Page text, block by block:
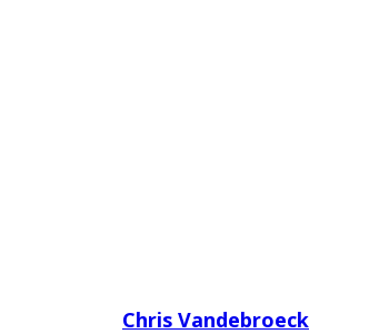
Chris Vandebroeck